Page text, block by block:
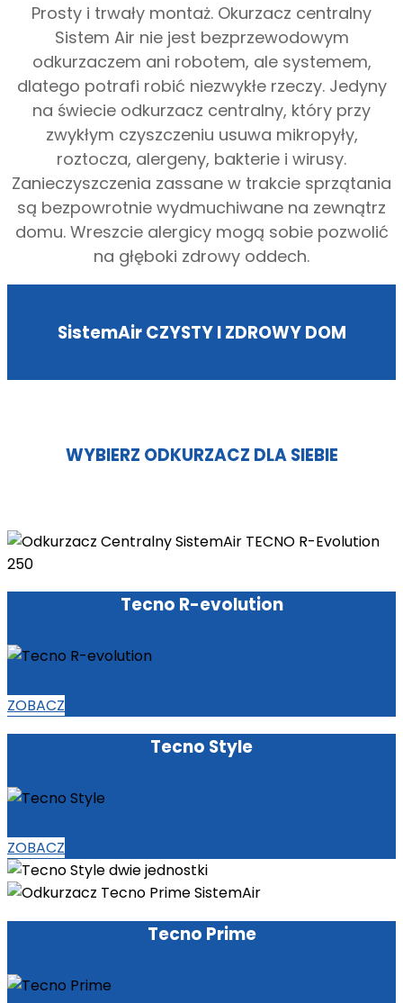
Prosty i trwały montaż. Okurzacz centralny
Sistem Air nie jest bezprzewodowym
odkurzaczem ani robotem, ale systemem,
dlatego potrafi robić niezwykłe rzeczy. Jedyny
na świecie odkurzacz centralny, który przy
zwykłym czyszczeniu usuwa mikropyły,
roztocza, alergeny, bakterie i wirusy.
Zanieczyszczenia zassane w trakcie sprzątania
są bezpowrotnie wydmuchiwane na zewnątrz
domu. Wreszcie alergicy mogą sobie pozwolić
na głęboki zdrowy oddech.
SistemAir CZYSTY I ZDROWY DOM
WYBIERZ ODKURZACZ DLA SIEBIE
Tecno R-evolution
ZOBACZ
Tecno Style
ZOBACZ
Tecno Prime